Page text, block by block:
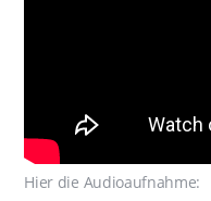
Hier die Audioaufnahme: